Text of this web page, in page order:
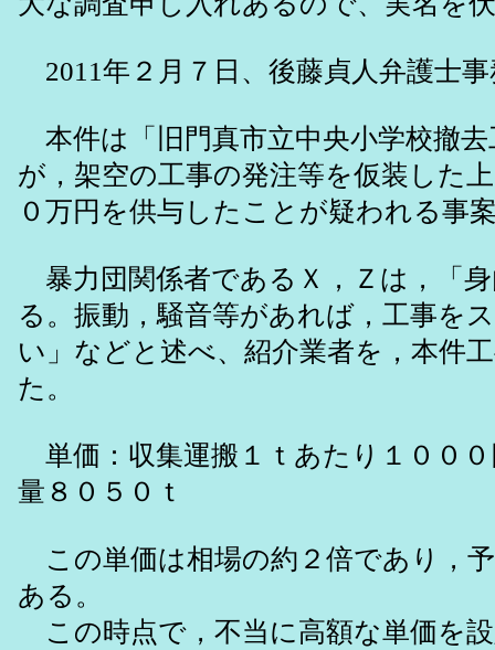
2011年２月７日、後藤貞人弁護士
本件は「旧門真市立中央小学校撤
が，架空の工事の発注等を仮装した
０万円を供与したことが疑われる事
暴力団関係者であるＸ，Ｚは，「
る。振動，騒音等があれば，工事を
い」などと述べ、紹介業者を，本件
た。
単価：収集運搬１ｔあたり１００
量８０５０ｔ
この単価は相場の約２倍であり，
ある。
この時点で，不当に高額な単価を